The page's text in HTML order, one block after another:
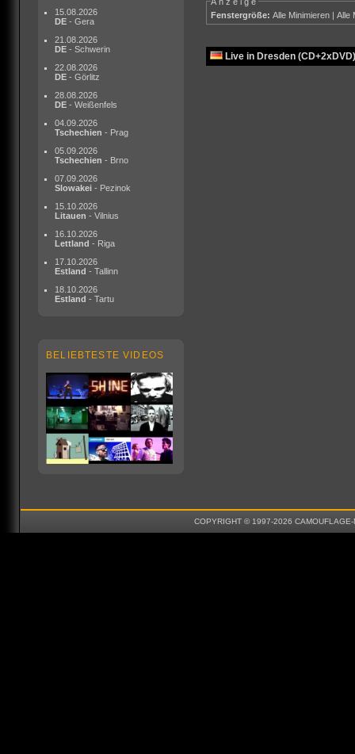
15.08.2026
DE - Gera
21.08.2026
DE - Schwerin
22.08.2026
DE - Görlitz
28.08.2026
DE - Weißenfels
04.09.2026
Tschechien - Prag
05.09.2026
Tschechien - Brno
07.09.2026
Slowakei - Pezinok
15.10.2026
Litauen - Vilnius
16.10.2026
Lettland - Riga
17.10.2026
Estland - Tallinn
18.10.2026
Estland - Tartu
BELIEBTESTE VIDEOS
Fenstergröße: Alle Minimieren |Alle
Live in Dresden (CD+2xDVD)
COPYRIGHT © 1997-2026 CAMOUFLAGE-